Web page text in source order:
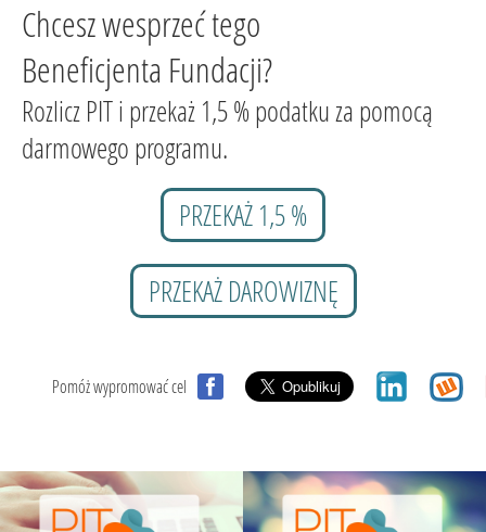
Chcesz wesprzeć tego
Beneficjenta Fundacji?
Rozlicz PIT i przekaż 1,5 % podatku za pomocą
darmowego programu.
PRZEKAŻ 1,5 %
PRZEKAŻ DAROWIZNĘ
Pomóż wypromować cel